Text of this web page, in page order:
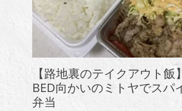
【路地裏のテイクアウト飯
BED向かいのミトヤでスパ
弁当